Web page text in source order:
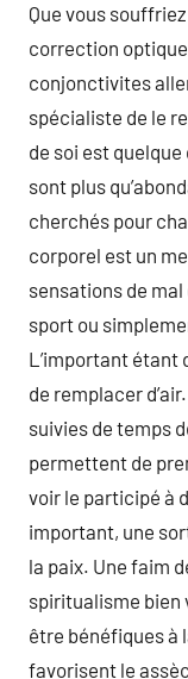
Que vous
correction
conjonctivites
spécialiste de le
de soi est
sont plus
cherchés pour
corporel est un
sensations de mal
sport ou
L’important étant
de remplacer
suivies de temps
permettent de
voir le participé à
important, une
la paix. Une faim
spiritualisme bien
être bénéfiques à
favorisent le